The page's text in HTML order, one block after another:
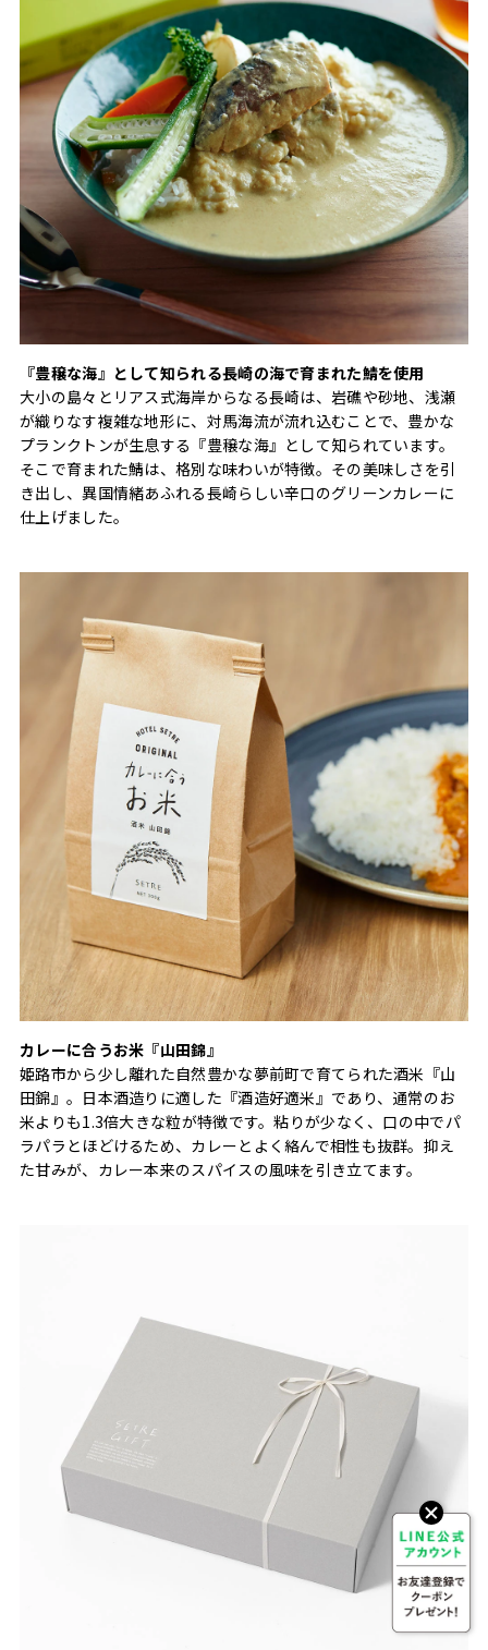
『豊穣な海』として知られる長崎の海で育まれた鯖を使用
大小の島々とリアス式海岸からなる長崎は、岩礁や砂地、浅瀬
が織りなす複雑な地形に、対馬海流が流れ込むことで、豊かな
プランクトンが生息する『豊穣な海』として知られています。
そこで育まれた鯖は、格別な味わいが特徴。その美味しさを引
き出し、異国情緒あふれる長崎らしい辛口のグリーンカレーに
仕上げました。
カレーに合うお米『山田錦』
姫路市から少し離れた自然豊かな夢前町で育てられた酒米『山
田錦』。日本酒造りに適した『酒造好適米』であり、通常のお
米よりも1.3倍大きな粒が特徴です。粘りが少なく、口の中でパ
ラパラとほどけるため、カレーとよく絡んで相性も抜群。抑え
た甘みが、カレー本来のスパイスの風味を引き立てます。